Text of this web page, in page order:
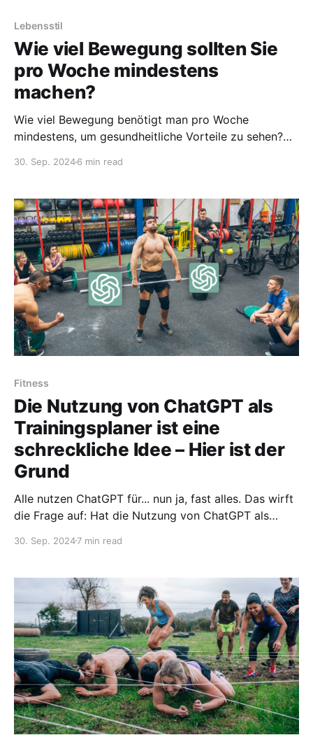
Lebensstil
Wie viel Bewegung sollten Sie
pro Woche mindestens
machen?
Wie viel Bewegung benötigt man pro Woche
mindestens, um gesundheitliche Vorteile zu sehen?
denken.
30. Sep. 20246 min read
Fitness
Die Nutzung von ChatGPT als
Trainingsplaner ist eine
schreckliche Idee – Hier ist der
Grund
Alle nutzen ChatGPT für... nun ja, fast alles. Das wirft
die Frage auf: Hat die Nutzung von ChatGPT als
30. Sep. 20247 min read